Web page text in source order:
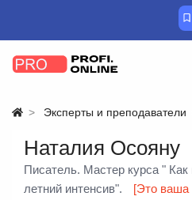
Эксперты и преподаватели
Наталия Осояну
Писатель. Мастер курса " Как
летний интенсив".
[Это ваша